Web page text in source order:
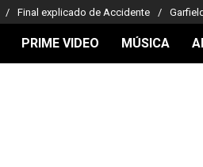
Final explicado de Accidente
PRIME VIDEO MÚSICA